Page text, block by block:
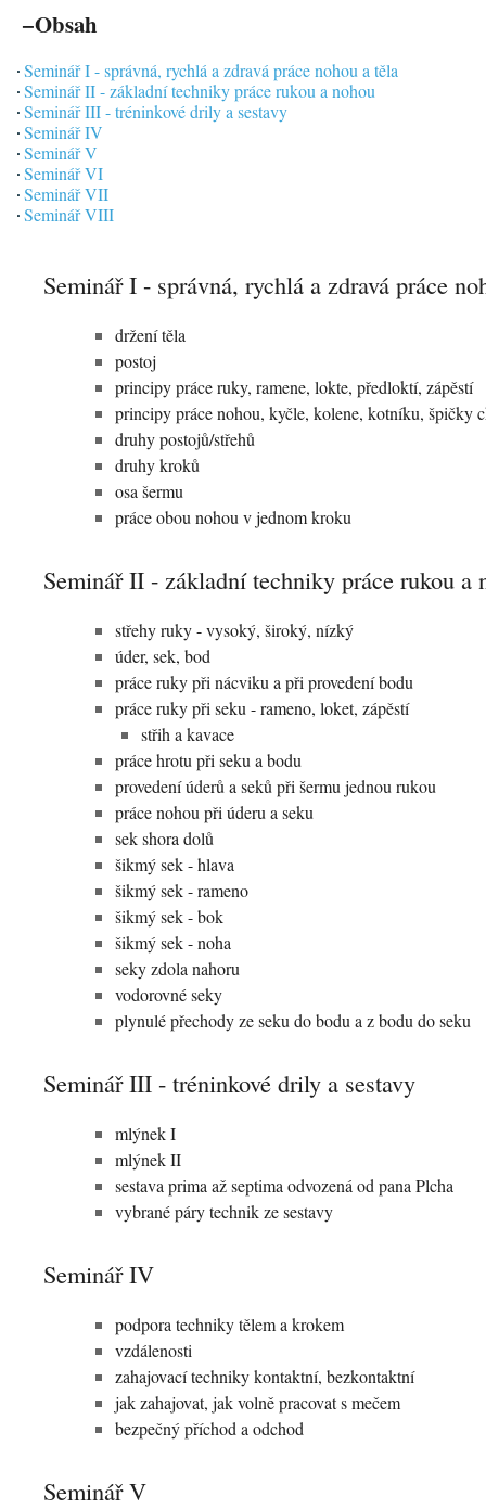
−Obsah
Seminář I - správná, rychlá a zdravá práce nohou a těla
Seminář II - základní techniky práce rukou a nohou
Seminář III - tréninkové drily a sestavy
Seminář IV
Seminář V
Seminář VI
Seminář VII
Seminář VIII
Seminář I - správná, rychlá a zdravá práce
držení těla
postoj
principy práce ruky, ramene, lokte, předloktí, zápěstí
principy práce nohou, kyčle, kolene, kotníku, špičky
druhy postojů/střehů
druhy kroků
osa šermu
práce obou nohou v jednom kroku
Seminář II - základní techniky práce rukou a
střehy ruky - vysoký, široký, nízký
úder, sek, bod
práce ruky při nácviku a při provedení bodu
práce ruky při seku - rameno, loket, zápěstí
střih a kavace
práce hrotu při seku a bodu
provedení úderů a seků při šermu jednou rukou
práce nohou při úderu a seku
sek shora dolů
šikmý sek - hlava
šikmý sek - rameno
šikmý sek - bok
šikmý sek - noha
seky zdola nahoru
vodorovné seky
plynulé přechody ze seku do bodu a z bodu do seku
Seminář III - tréninkové drily a sestavy
mlýnek I
mlýnek II
sestava prima až septima odvozená od pana Plcha
vybrané páry technik ze sestavy
Seminář IV
podpora techniky tělem a krokem
vzdálenosti
zahajovací techniky kontaktní, bezkontaktní
jak zahajovat, jak volně pracovat s mečem
bezpečný příchod a odchod
Seminář V